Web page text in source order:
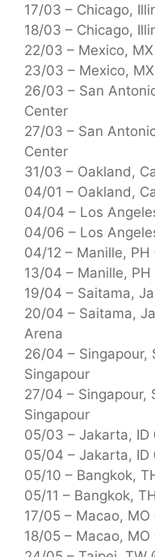
17/03 – Chicago,
18/03 – Chicago,
22/03 – Mexico,
23/03 – Mexico,
26/03 – San
Center
27/03 – San
Center
31/03 – Oakland,
04/01 – Oakland,
04/04 – Los
04/06 – Los
04/12 – Manille,
13/04 – Manille,
19/04 – Saitama,
20/04 – Saitama,
Arena
26/04 – Singapour,
Singapour
27/04 – Singapour,
Singapour
05/03 – Jakarta, ID
05/04 – Jakarta, ID
05/10 – Bangkok,
05/11 – Bangkok,
17/05 – Macao, MO
18/05 – Macao, MO